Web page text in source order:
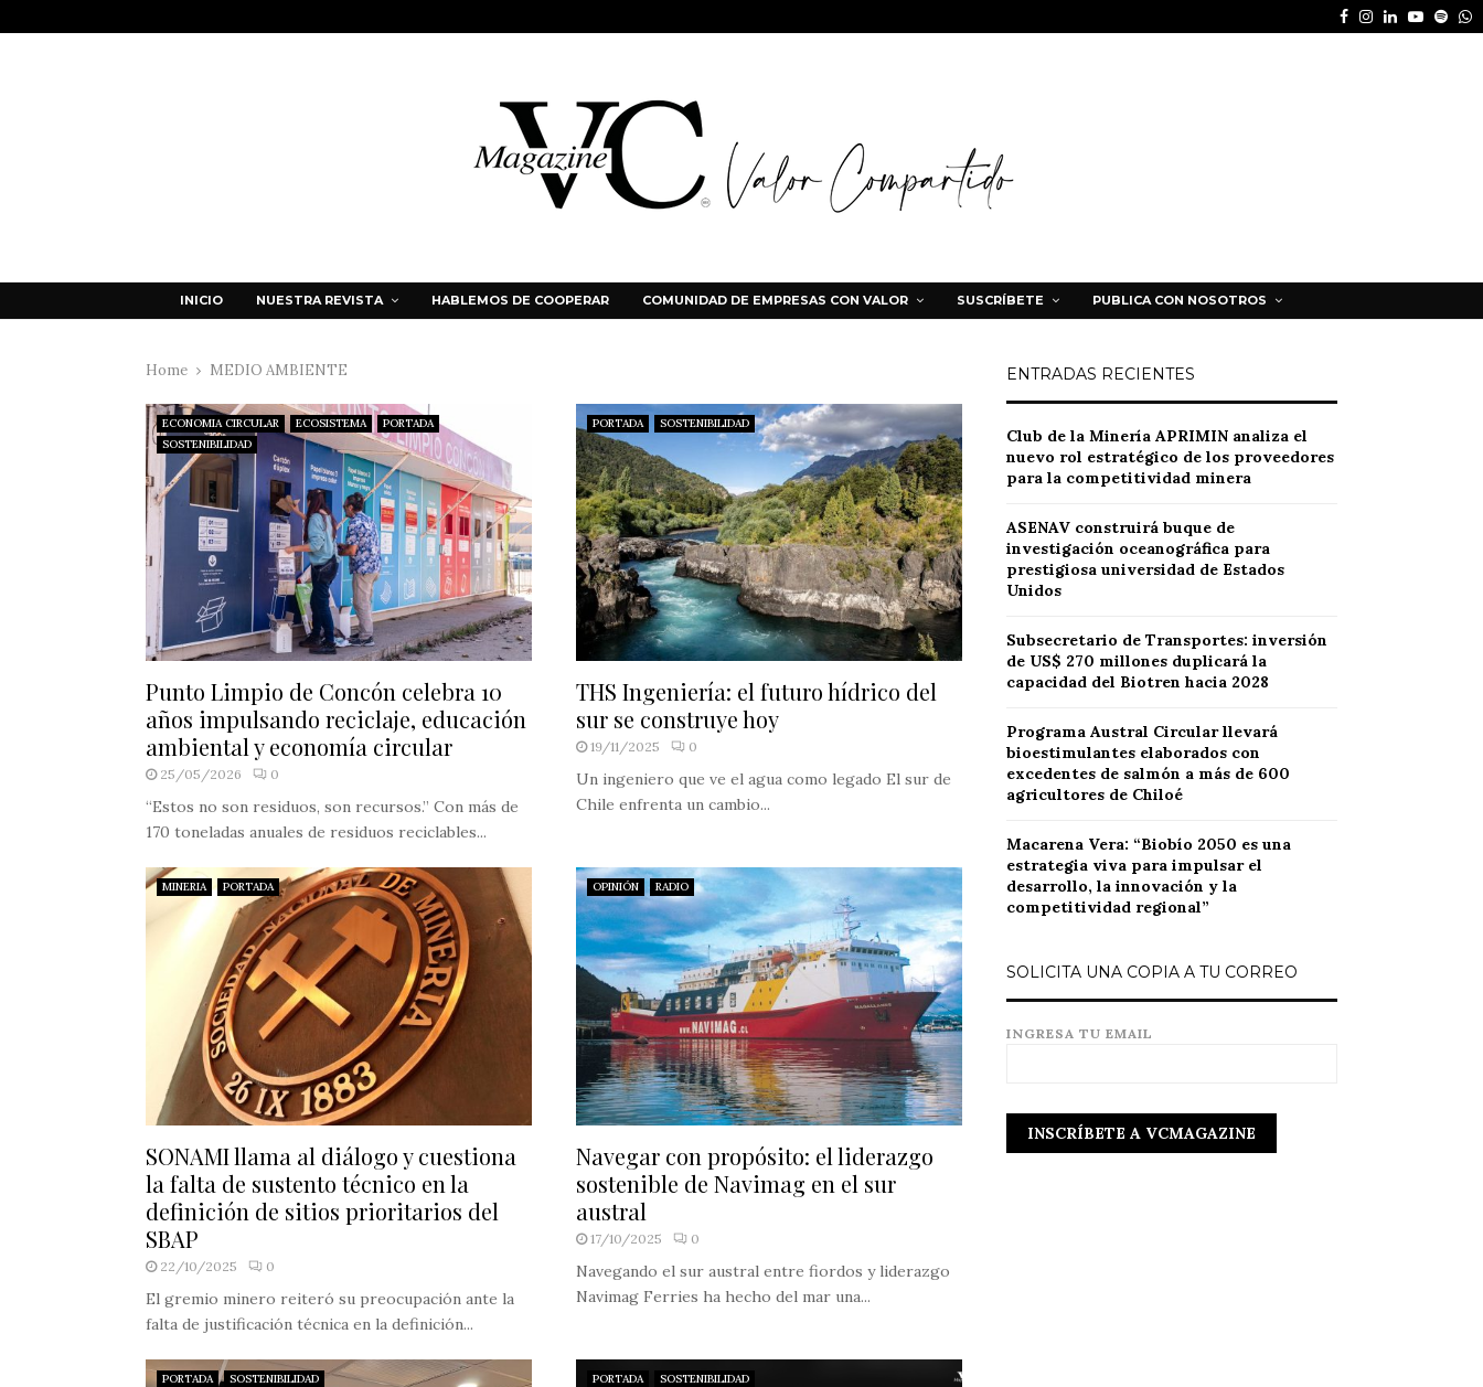
Facebook
Instagram
LinkedinYoutube
INICIO NUESTRA REVISTA HABLEMOS DE COOPERAR COMUNIDAD DE EMPRESAS CON VALOR SUSCRÍBETE PUBLICA CON NOSOTROS
Home MEDIO AMBIENTE
ECONOMIA CIRCULAR ECOSISTEMA
PORTADA
SOSTENIBILIDAD
Punto Limpio de Concón celebra 10
años impulsando reciclaje, educación
ambiental y economía circular
25/05/2026 0
“Estos no son residuos, son recursos.” Con más de
170 toneladas anuales de residuos reciclables...
PORTADA SOSTENIBILIDAD
THS Ingeniería: el futuro hídrico del
sur se construye hoy
19/11/2025 0
Un ingeniero que ve el agua como legado El sur de
Chile enfrenta un cambio...
MINERIA PORTADA
SONAMI llama al diálogo y cuestiona
la falta de sustento técnico en la
definición de sitios prioritarios del
SBAP
22/10/2025 0
El gremio minero reiteró su preocupación ante la
falta de justificación técnica en la definición...
OPINIÓN RADIO
Navegar con propósito: el liderazgo
sostenible de Navimag en el sur
austral
17/10/2025 0
Navegando el sur austral entre fiordos y liderazgo
Navimag Ferries ha hecho del mar una...
PORTADA SOSTENIBILIDAD PORTADA SOSTENIBILIDAD
ENTRADAS RECIENTES
Club de la Minería APRIMIN analiza el
nuevo rol estratégico de los proveedores
para la competitividad minera
ASENAV construirá buque de
investigación oceanográfica para
prestigiosa universidad de Estados
Unidos
Subsecretario de Transportes: inversión
de US$ 270 millones duplicará la
capacidad del Biotren hacia 2028
Programa Austral Circular llevará
bioestimulantes elaborados con
excedentes de salmón a más de 600
agricultores de Chiloé
Macarena Vera: “Biobío 2050 es una
estrategia viva para impulsar el
desarrollo, la innovación y la
competitividad regional”
SOLICITA UNA COPIA A TU CORREO
INGRESA TU EMAIL